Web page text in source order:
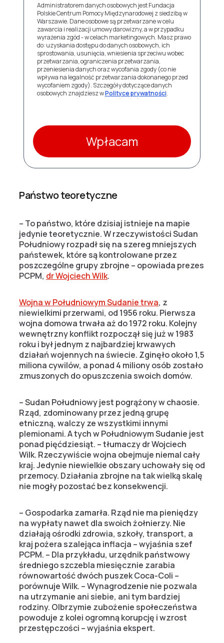
Administratorem danych osobowych jest Fundacja
Polskie Centrum Pomocy Międzynarodowej z siedzibą w
Warszawie. Dane osobowe są przetwarzane w celu
zawarcia i realizacji umowy darowizny, a w przypadku
wyrażenia zgód - w celach marketingowych. Masz prawo
do: uzyskania dostępu do danych osobowych, ich
sprostowania, usunięcia, wniesienia sprzeciwu wobec
przetwarzania, ograniczenia przetwarzania,
przeniesienia danych oraz wycofania zgody (co nie
wpływa na legalność przetwarzania dokonanego przed
wycofaniem zgody). Szczegóły dotyczące danych
osobowych znajdziesz wPolityce prywatności.
Wpłacam
Państwo teoretyczne
– To państwo, które dzisiaj istnieje na mapie
jedynie teoretycznie. W rzeczywistości Sudan
Południowy rozpadł się na szereg mniejszych
państewek, które są kontrolowane przez
poszczególne grupy zbrojne – opowiada prezes
PCPM, dr Wojciech Wilk.
Wojna w Południowym Sudanie trwa, z
niewielkimi przerwami, od 1956 roku. Pierwsza
wojna domowa trwała aż do 1972 roku. Kolejny
wewnętrzny konflikt rozpoczął się już w 1983
roku i był jednym z najbardziej krwawych
działań wojennych na świecie. Zginęło około 1,5
miliona cywilów, a ponad 4 miliony osób zostało
zmuszonych do opuszczenia swoich domów.
– Sudan Południowy jest pogrążony w chaosie.
Rząd, zdominowany przez jedną grupę
etniczną, walczy ze wszystkimi innymi
plemionami. A tych w Południowym Sudanie jest
ponad pięćdziesiąt. – tłumaczy dr Wojciech
Wilk. Rzeczywiście wojna obejmuje niemal cały
kraj. Jedynie niewielkie obszary uchowały się od
przemocy. Działania zbrojne na tak wielką skalę
nie mogły pozostać bez konsekwencji.
– Gospodarka zamarła. Rząd nie ma pieniędzy
na wypłaty nawet dla swoich żołnierzy. Nie
działają ośrodki zdrowia, szkoły, transport, a
kraj pożera szalejąca inflacja – wyjaśnia szef
PCPM. – Dla przykładu, urzędnik państwowy
średniego szczebla miesięcznie zarabia
równowartość dwóch puszek Coca-Coli –
porównuje Wilk. – Wynagrodzenie nie pozwala
na utrzymanie ani siebie, ani tym bardziej
rodziny. Olbrzymie zubożenie społeczeństwa
powoduje z kolei ogromną korupcję i wzrost
przestępczości – wyjaśnia ekspert.